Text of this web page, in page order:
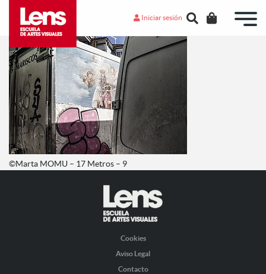
Iniciar sesión
©Marta MOMU – 17 Metros – 9
Cookies
Aviso Legal
Contacto